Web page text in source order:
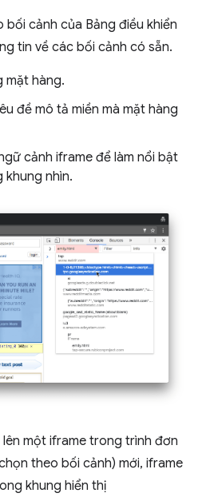
cảnh của Bảng điều khiển
tin về các bối cảnh có sẵn.
mặt hàng.
đề mô tả miền mà mặt hàng
cảnh iframe để làm nổi bật
nhìn.
lên một iframe trong trình đơn
theo bối cảnh) mới, iframe
khung hiển thị